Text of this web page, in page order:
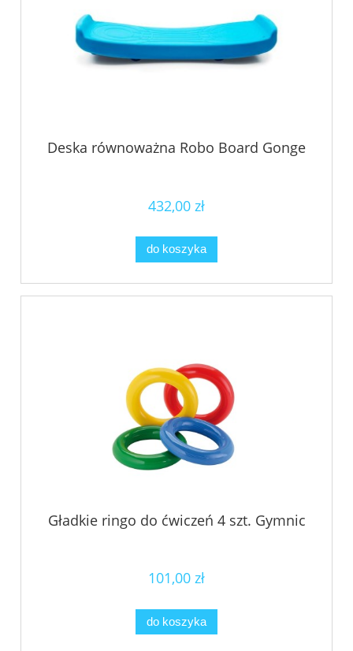
Deska równoważna Robo Board Gonge
432,00 zł
do koszyka
Gładkie ringo do ćwiczeń 4 szt. Gymnic
101,00 zł
do koszyka